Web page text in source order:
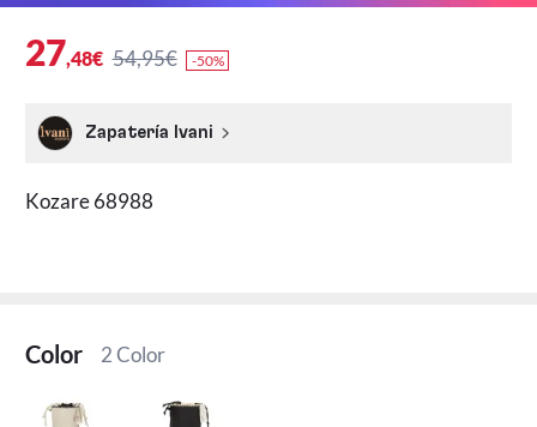
27,48€ 54,95€ -50%
Zapatería Ivani
Kozare 68988
Color 2 Color